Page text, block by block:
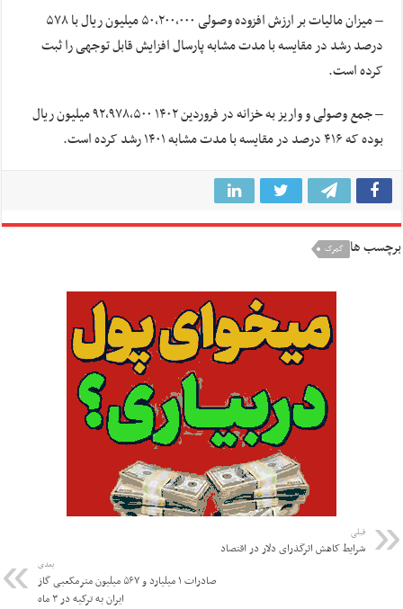
– میزان مالیات بر ارزش افزوده وصولی ۵۰,۲۰۰,۰۰۰ میلیون ریال با ۵۷۸
درصد رشد در مقایسه با مدت مشابه پارسال افزایش قابل توجهی را ثبت
کرده است.
– جمع وصولی و واریز به خزانه در فروردین ۱۴۰۲ ۹۲,۹۷۸,۵۰۰ میلیون ریال
بوده که ۴۱۶ درصد در مقایسه با مدت مشابه ۱۴۰۱ رشد کرده است.
برچسب ها گمرک
قبلی
شرایط کاهش اثرگذرای دلار در اقتصاد
بعدی
صادرات ۱ میلیارد و ۵۶۷ میلیون مترمکعبی گاز
ایران به ترکیه در ۳ ماه